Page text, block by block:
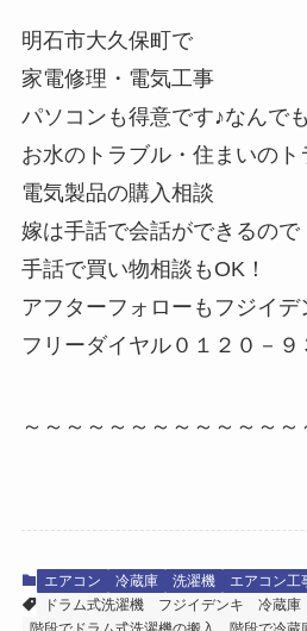
明石市大久保町で
家電修理・電気工事
パソコンも得意です♪なんで
お水のトラブル・住まいのト
電気製品の購入相談
嫁は手話で会話ができるので
手話で買い物相談もOK！
アフターフォローもフジイデ
フリーダイヤル０１２０－９
～～～～～～～～～～～～～
エアコン 冷蔵庫 洗濯機
エアコン工
ドラム式洗濯機
フジイデンキ 冷蔵庫